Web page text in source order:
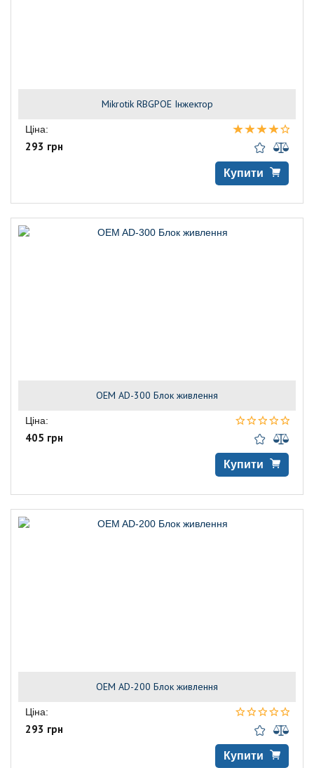
Mikrotik RBGPOE Інжектор
Ціна:
293 грн
Купити
OEM AD-300 Блок живлення
Ціна:
405 грн
Купити
OEM AD-200 Блок живлення
Ціна:
293 грн
Купити